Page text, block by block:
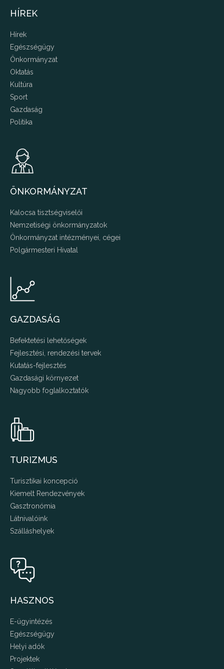
HÍREK
Hírek
Egészségügy
Önkormányzat
Oktatás
Kultúra
Sport
Gazdaság
Politika
ÖNKORMÁNYZAT
Kalocsa tisztségviselői
Nemzetiségi önkormányzatok
Önkormányzat intézményei, cégei
Polgármesteri Hivatal
GAZDASÁG
Befektetési lehetőségek
Fejlesztési, rendezési tervek
Kutatás-fejlesztés
Gazdasági környezet
Nagyobb foglalkoztatók
TURIZMUS
Turisztikai koncepció
Kiemelt Rendezvények
Gasztronómia
Látnivalóink
Szálláshelyek
HASZNOS
E-ügyintézés
Egészségügy
Helyi adók
Projektek